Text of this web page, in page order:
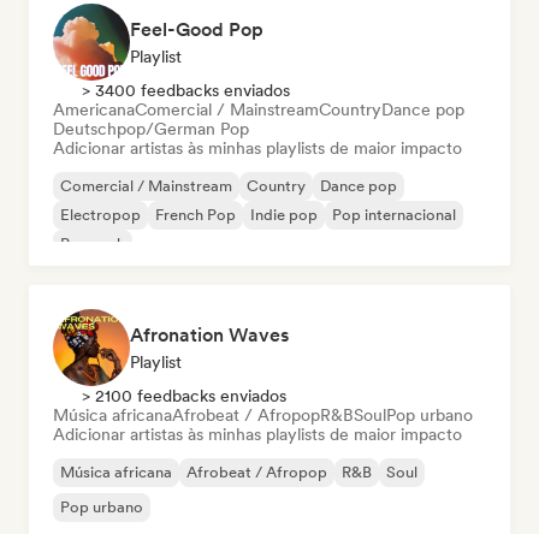
Feel-Good Pop
Playlist
> 3400 feedbacks enviados
AmericanaComercial / MainstreamCountryDance pop
Deutschpop/German Pop
Adicionar artistas às minhas playlists de maior impacto
Comercial / Mainstream Country
Dance pop
Electropop
French Pop Indie pop
Pop internacional
Pop rock
Afronation Waves
Playlist
> 2100 feedbacks enviados
Música africanaAfrobeat / AfropopR&BSoulPop urbano
Adicionar artistas às minhas playlists de maior impacto
Música africana Afrobeat / Afropop R&B
Soul
Pop urbano